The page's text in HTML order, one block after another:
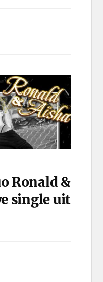
Ronald &
single uit